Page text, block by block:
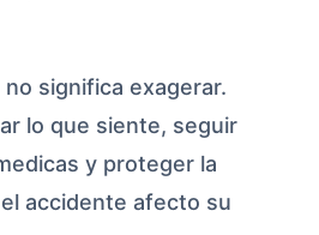
significa exagerar.
lo que siente, seguir
y proteger la
accidente afecto su